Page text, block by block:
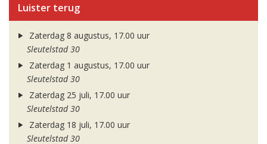
Luister terug
Zaterdag 8 augustus, 17.00 uur
Sleutelstad 30
Zaterdag 1 augustus, 17.00 uur
Sleutelstad 30
Zaterdag 25 juli, 17.00 uur
Sleutelstad 30
Zaterdag 18 juli, 17.00 uur
Sleutelstad 30